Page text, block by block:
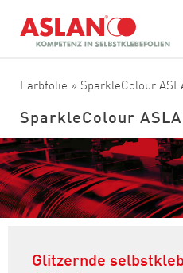
Suchformular
Suche
Farbfolie » SparkleColour
SparkleColour
Glitzernde